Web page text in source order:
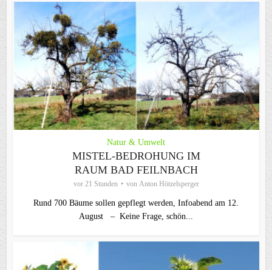
Natur & Umwelt
MISTEL-BEDROHUNG IM
RAUM BAD FEILNBACH
vor 21 Stunden von Anton Hötzelsperger
Rund 700 Bäume sollen gepflegt werden, Infoabend am 12.
August – Keine Frage, schön...